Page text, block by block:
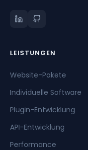
LEISTUNGEN
Website-Pakete
Individuelle Software
Plugin-Entwicklung
API-Entwicklung
Performance